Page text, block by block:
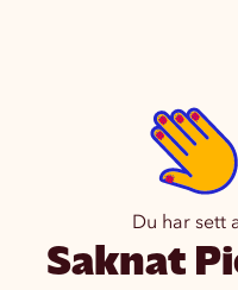
Du har sett
Saknat